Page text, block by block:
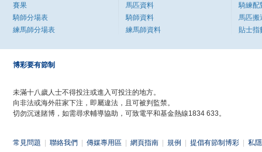
賽果
騎師分場表
練馬師分場表
馬匹資料
騎師資料
練馬師資料
騎練配
馬匹搬
貼士指
博彩要有節制
未滿十八歲人士不得投注或進入可投注的地方。
向非法或海外莊家下注，即屬違法，且可被判監禁。
切勿沉迷賭博，如需尋求輔導協助，可致電平和基金熱線1834 633。
常見問題 聯絡我們 傳媒專用區 網頁指南 規例 提倡有節制博彩 私